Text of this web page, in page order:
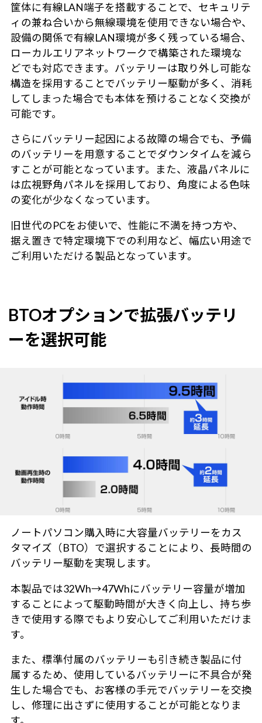
筐体に有線LAN端子を搭載することで、セキュリテ
ィの兼ね合いから無線環境を使用できない場合や、
設備の関係で有線LAN環境が多く残っている場合、
ローカルエリアネットワークで構築された環境な
どでも対応できます。バッテリーは取り外し可能な
構造を採用することでバッテリー駆動が多く、消耗
してしまった場合でも本体を預けることなく交換が
可能です。
さらにバッテリー起因による故障の場合でも、予備
のバッテリーを用意することでダウンタイムを減ら
すことが可能となっています。また、液晶パネルに
は広視野角パネルを採用しており、角度による色味
の変化が少なくなっています。
旧世代のPCをお使いで、性能に不満を持つ方や、
据え置きで特定環境下での利用など、幅広い用途で
ご利用いただける製品となっています。
BTOオプションで拡張バッテリ
ーを選択可能
ノートパソコン購入時に大容量バッテリーをカス
タマイズ（BTO）で選択することにより、長時間の
バッテリー駆動を実現します。
本製品では32Wh→47Whにバッテリー容量が増加
することによって駆動時間が大きく向上し、持ち歩
きで使用する際でもより安心してご利用いただけま
す。
また、標準付属のバッテリーも引き続き製品に付
属するため、使用しているバッテリーに不具合が発
生した場合でも、お客様の手元でバッテリーを交換
し、修理に出さずに使用することが可能となりま